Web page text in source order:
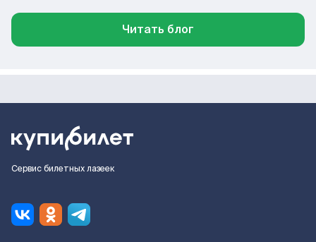
Читать блог
Сервис билетных лазеек